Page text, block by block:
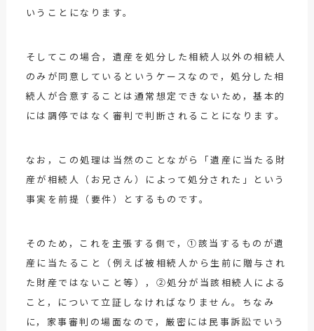
いうことになります。
そしてこの場合，遺産を処分した相続人以外の相続人
のみが同意しているというケースなので，処分した相
続人が合意することは通常想定できないため，基本的
には調停ではなく審判で判断されることになります。
なお，この処理は当然のことながら「遺産に当たる財
産が相続人（お兄さん）によって処分された」という
事実を前提（要件）とするものです。
そのため，これを主張する側で，①該当するものが遺
産に当たること（例えば被相続人から生前に贈与され
た財産ではないこと等），②処分が当該相続人による
こと，について立証しなければなりません。ちなみ
に，家事審判の場面なので，厳密には民事訴訟でいう